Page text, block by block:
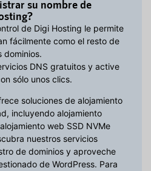
su nombre de
de Digi Hosting le permite
fácilmente como el resto de
dominios.
DNS gratuitos y active
sólo unos clics.
soluciones de alojamiento
incluyendo alojamiento
web SSD NVMe
nuestros servicios
de dominios y aproveche
de WordPress. Para